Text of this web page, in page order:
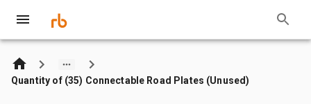
Quantity of (35) Connectable Road Plates (Unused)